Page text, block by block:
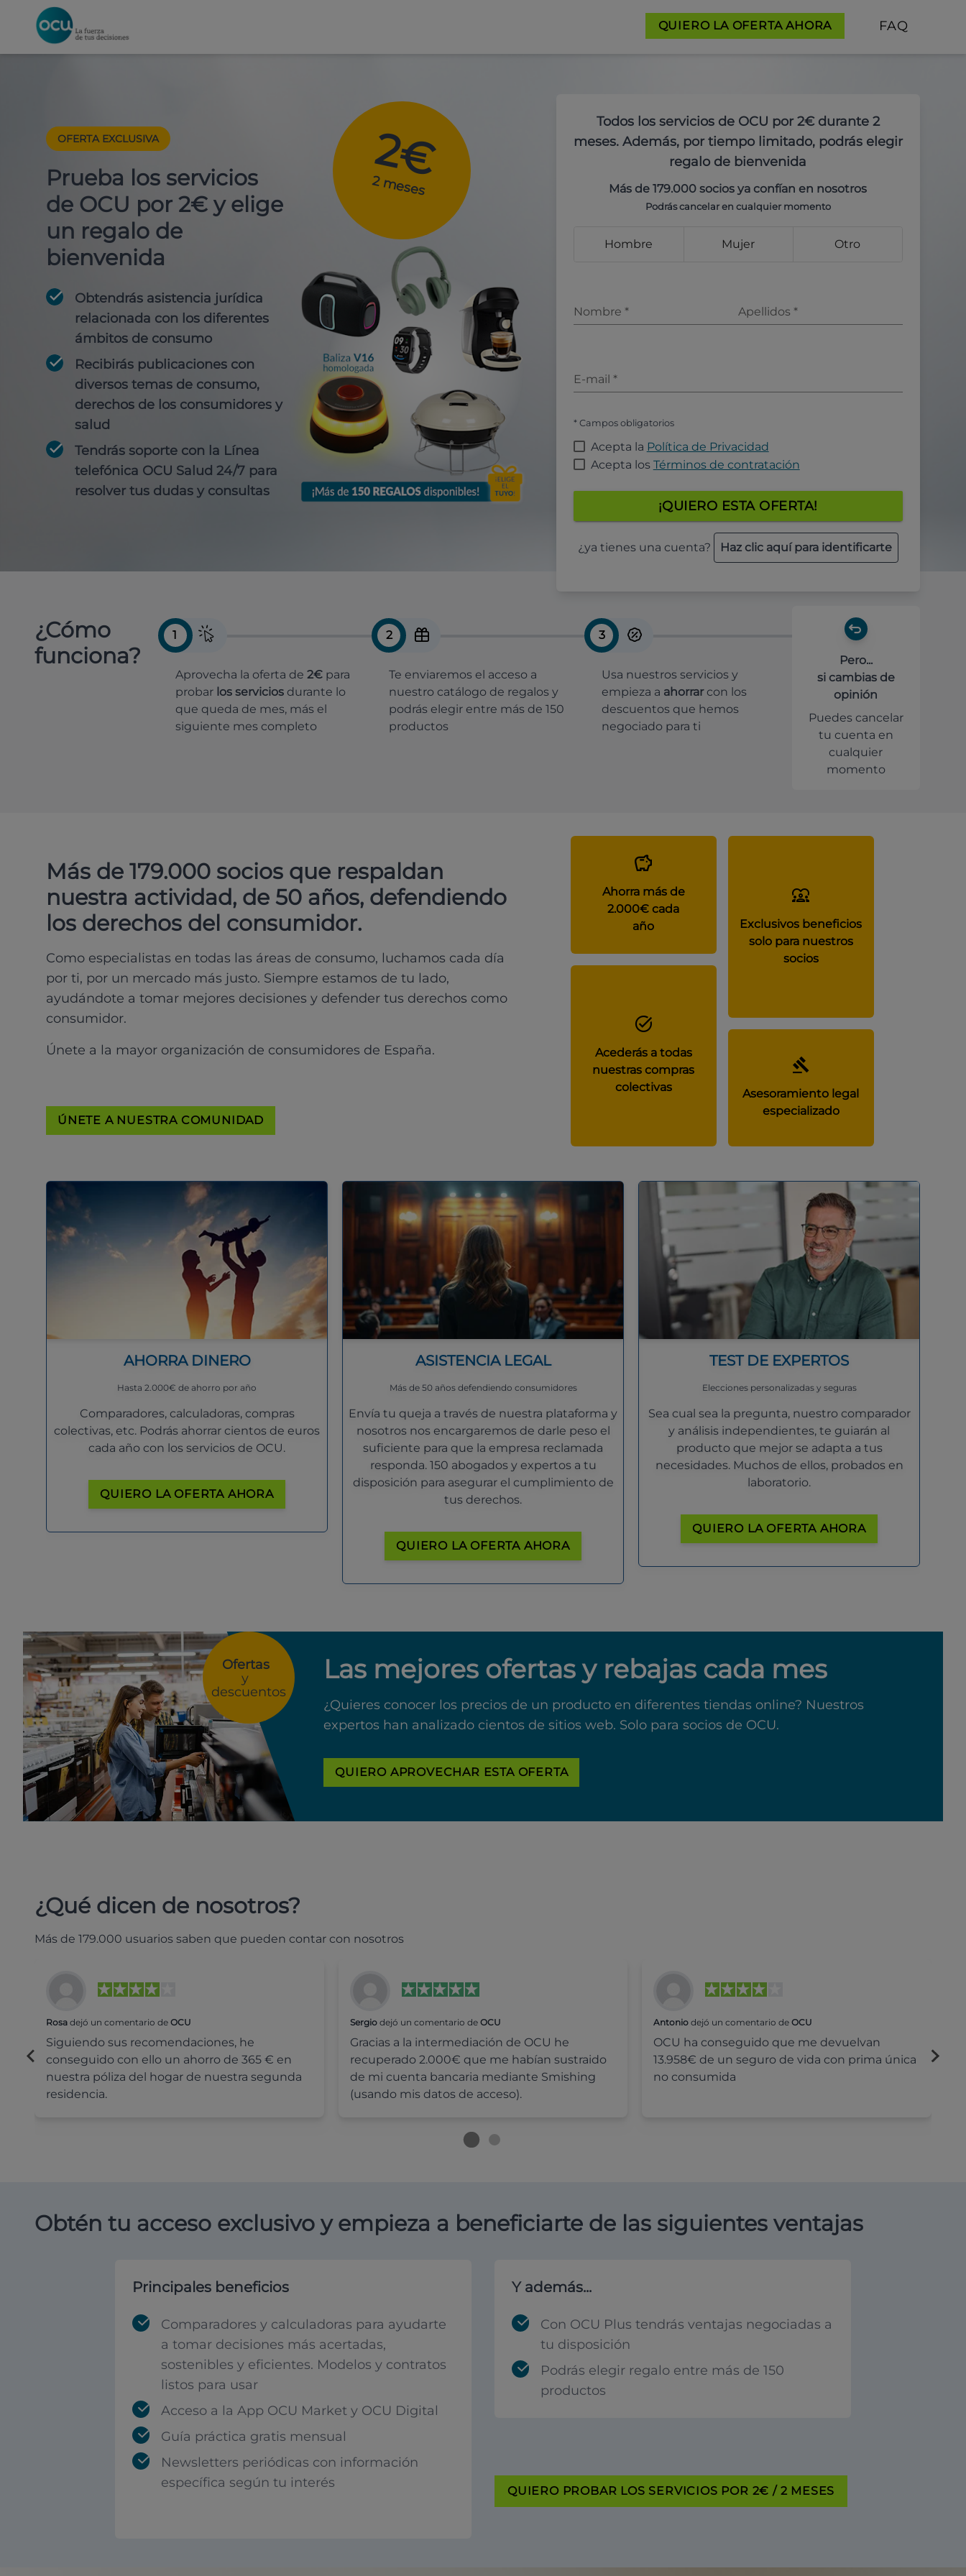
QUIERO LA OFERTA AHORA FAQ
OFERTA EXCLUSIVA
Prueba los servicios
de OCU por 2€ y elige
un regalo de
bienvenida
Obtendrás asistencia jurídica
relacionada con los diferentes
ámbitos de consumo
Recibirás publicaciones con
diversos temas de consumo,
derechos de los consumidores y
salud
Tendrás soporte con la Línea
telefónica OCU Salud 24/7 para
resolver tus dudas y consultas
2€
2 meses
Todos los servicios de OCU por 2€ durante 2
meses. Además, por tiempo limitado, podrás elegir
regalo de bienvenida
Más de 179.000 socios ya confían en nosotros
Podrás cancelar en cualquier momento
Hombre Mujer Otro
Nombre * Apellidos *
E-mail *
* Campos obligatorios
Acepta la Política de Privacidad
Acepta los Términos de contratación
¡QUIERO ESTA OFERTA!
¿ya tienes una cuenta? Haz clic aquí para identificarte
¿Cómo
funciona?
1
Aprovecha la oferta de 2€ para
probar los servicios durante lo
que queda de mes, más el
siguiente mes completo
2
Te enviaremos el acceso a
nuestro catálogo de regalos y
podrás elegir entre más de 150
productos
3
Usa nuestros servicios y
empieza a ahorrar con los
descuentos que hemos
negociado para ti
Pero...
si cambias de
opinión
Puedes cancelar
tu cuenta en
cualquier
momento
Más de 179.000 socios que respaldan
nuestra actividad, de 50 años, defendiendo
los derechos del consumidor.
Como especialistas en todas las áreas de consumo, luchamos cada día
por ti, por un mercado más justo. Siempre estamos de tu lado,
ayudándote a tomar mejores decisiones y defender tus derechos como
consumidor.
Únete a la mayor organización de consumidores de España.
ÚNETE A NUESTRA COMUNIDAD
Ahorra más de
2.000€ cada
año
Exclusivos beneficios
solo para nuestros
socios
Acederás a todas
nuestras compras
colectivas
Asesoramiento legal
especializado
AHORRA DINERO
Hasta 2.000€ de ahorro por año
Comparadores, calculadoras, compras
colectivas, etc. Podrás ahorrar cientos de euros
cada año con los servicios de OCU.
QUIERO LA OFERTA AHORA
ASISTENCIA LEGAL
Más de 50 años defendiendo consumidores
Envía tu queja a través de nuestra plataforma y
nosotros nos encargaremos de darle peso el
suficiente para que la empresa reclamada
responda. 150 abogados y expertos a tu
disposición para asegurar el cumplimiento de
tus derechos.
QUIERO LA OFERTA AHORA
TEST DE EXPERTOS
Elecciones personalizadas y seguras
Sea cual sea la pregunta, nuestro comparador
y análisis independientes, te guiarán al
producto que mejor se adapta a tus
necesidades. Muchos de ellos, probados en
laboratorio.
QUIERO LA OFERTA AHORA
Ofertas
y
descuentos
Las mejores ofertas y rebajas cada mes
¿Quieres conocer los precios de un producto en diferentes tiendas online? Nuestros
expertos han analizado cientos de sitios web. Solo para socios de OCU.
QUIERO APROVECHAR ESTA OFERTA
¿Qué dicen de nosotros?
Más de 179.000 usuarios saben que pueden contar con nosotros
Rosa dejó un comentario de OCU
Siguiendo sus recomendaciones, he
conseguido con ello un ahorro de 365 € en
nuestra póliza del hogar de nuestra segunda
residencia.
Sergiodejó un comentario de OCU
Gracias a la intermediación de OCU he
recuperado 2.000€ que me habían sustraido
de mi cuenta bancaria mediante Smishing
(usando mis datos de acceso).
Antonio dejó un comentario deOCU
OCU ha conseguido que me devuelvan
13.958€ de un seguro de vida con prima única
no consumida
Obtén tu acceso exclusivo y empieza a beneficiarte de las siguientes ventajas
Principales beneficios
Comparadores y calculadoras para ayudarte
a tomar decisiones más acertadas,
sostenibles y eficientes. Modelos y contratos
listos para usar
Acceso a la App OCU Market y OCU Digital
Guía práctica gratis mensual
Newsletters periódicas con información
específica según tu interés
Y además...
Con OCU Plus tendrás ventajas negociadas a
tu disposición
Podrás elegir regalo entre más de 150
productos
QUIERO PROBAR LOS SERVICIOS POR 2€ / 2 MESES